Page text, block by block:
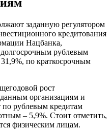
заданную регулятором
кредитования
Нацбанка,
рублевым
по краткосрочным
рост
организациям и
по рублевым кредитам
– 5,9%. Стоит отметить,
физическим лицам.